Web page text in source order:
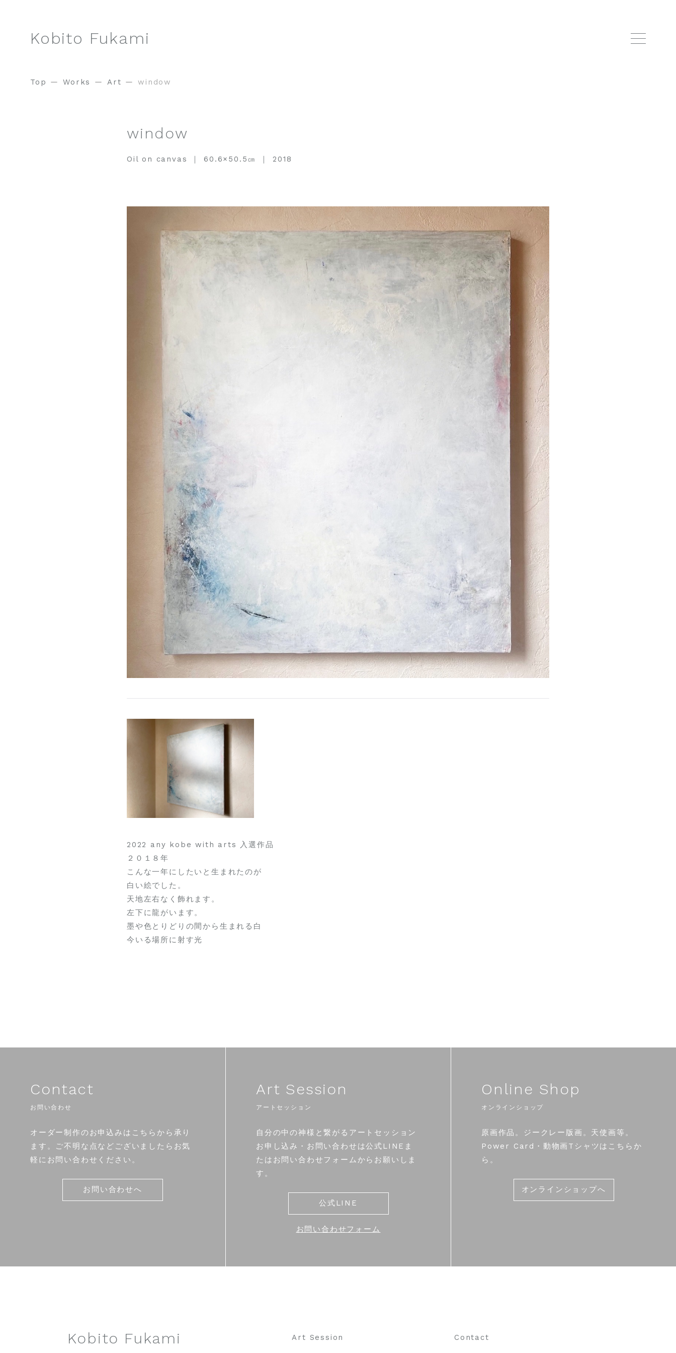
Kobito Fukami
Top Works Art window
window
Oil on canvas 60.6×50.5㎝ 2018
2022 any kobe with arts 入選作品
２０１８年
こんな一年にしたいと生まれたのが
白い絵でした。
天地左右なく飾れます。
左下に龍がいます。
墨や色とりどりの間から生まれる白
今いる場所に射す光
Contact
お問い合わせ
オーダー制作のお申込みはこちらから承り
ます。ご不明な点などございましたらお気
軽にお問い合わせください。
お問い合わせへ
Art Session
アートセッション
自分の中の神様と繋がるアートセッション
お申し込み・お問い合わせは公式LINEま
たはお問い合わせフォームからお願いしま
す。
公式LINE
お問い合わせフォーム
Online Shop
オンラインショップ
原画作品。ジークレー版画。天使画等。
Power Card・動物画Tシャツはこちらか
ら。
オンラインショップへ
Kobito Fukami Art Session Contact